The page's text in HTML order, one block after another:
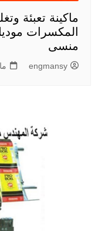
ماكينة تعبئة
منسى
engmansy مايو